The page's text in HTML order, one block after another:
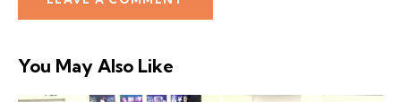
You May Also Like